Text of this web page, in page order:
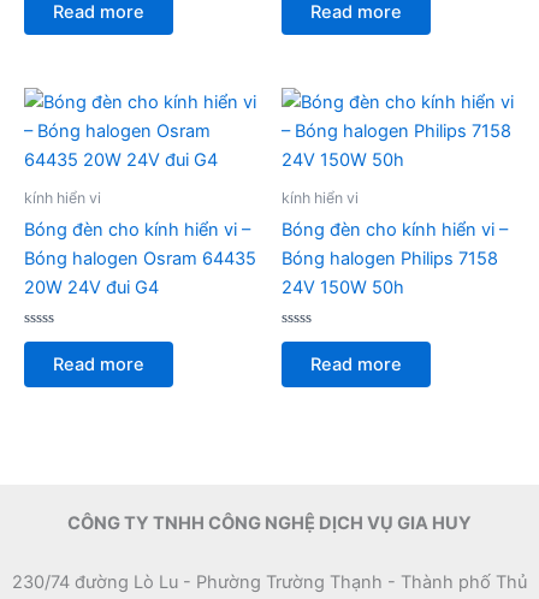
of
Read more
of
Read more
kính hiển vi
Bóng đèn cho kính hiển vi –
Bóng halogen Osram 64435
20W 24V đui G4
Rated
of
Read more
kính hiển vi
Bóng đèn cho kính hiển vi –
Bóng halogen Philips 7158
24V 150W 50h
Rated
of
Read more
CÔNG TY TNHH CÔNG NGHỆ DỊCH VỤ GIA HUY
230/74 đường Lò Lu - Phường Trường Thạnh - Thành phố Thủ